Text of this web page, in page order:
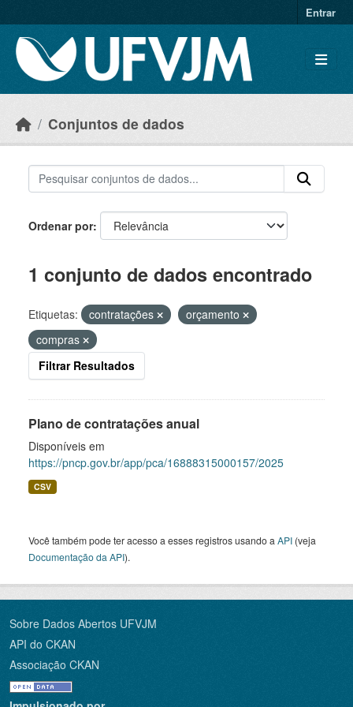
Entrar
Conjuntos de dados
Ordenar por
1 conjunto de dados encontrado
Etiquetas: contratações
orçamento
compras
Filtrar Resultados
Plano de contratações anual
Disponíveis em
https://pncp.gov.br/app/pca/16888315000157/2025
CSV
Você também pode ter acesso a esses registros usando a API (veja
Documentação da API).
Sobre Dados Abertos UFVJM
API do CKAN
Associação CKAN